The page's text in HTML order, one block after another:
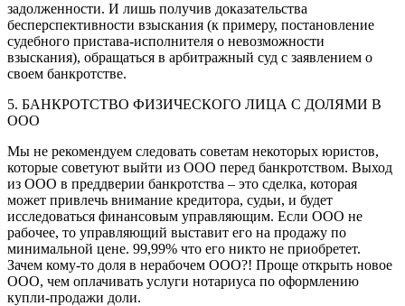
задолженности. И лишь получив доказательства
бесперспективности взыскания (к примеру, постановление
судебного пристава-исполнителя о невозможности
взыскания), обращаться в арбитражный суд с заявлением о
своем банкротстве.
5. БАНКРОТСТВО ФИЗИЧЕСКОГО ЛИЦА С ДОЛЯМИ В
ООО
Мы не рекомендуем следовать советам некоторых юристов,
которые советуют выйти из ООО перед банкротством. Выход
из ООО в преддверии банкротства – это сделка, которая
может привлечь внимание кредитора, судьи, и будет
исследоваться финансовым управляющим. Если ООО не
рабочее, то управляющий выставит его на продажу по
минимальной цене. 99,99% что его никто не приобретет.
Зачем кому-то доля в нерабочем ООО?! Проще открыть новое
ООО, чем оплачивать услуги нотариуса по оформлению
купли-продажи доли.